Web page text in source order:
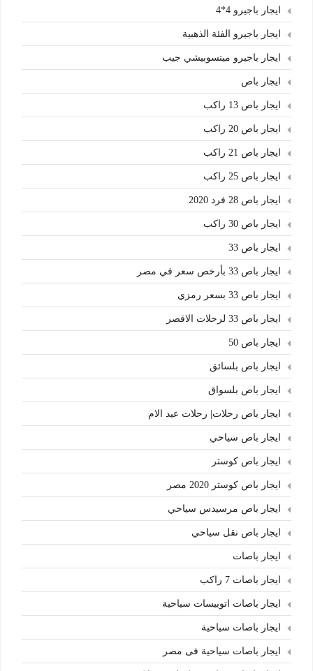
ايجار باجيرو 4*4
ايجار باجيرو الفئة الذهبية
ايجار باجيرو ميتسوبيشي جيب
ايجار باص
ايجار باص 13 راكب
ايجار باص 20 راكب
ايجار باص 21 راكب
ايجار باص 25 راكب
ايجار باص 28 فرد 2020
ايجار باص 30 راكب
ايجار باص 33
ايجار باص 33 بأرخص سعر في مصر
ايجار باص 33 بسعر رمزي
ايجار باص 33 لرحلات الاقصر
ايجار باص 50
ايجار باص بلسائق
ايجار باص بلسواق
ايجار باص رحلات| رحلات عيد الام
ايجار باص سياحي
ايجار باص كوستر
ايجار باص كوستر 2020 مصر
ايجار باص مرسيدس سياحي
ايجار باص نقل سياحي
ايجار باصات
ايجار باصات 7 راكب
ايجار باصات اتوبيسات سياحية
ايجار باصات سياحية
ايجار باصات سياحية فى مصر